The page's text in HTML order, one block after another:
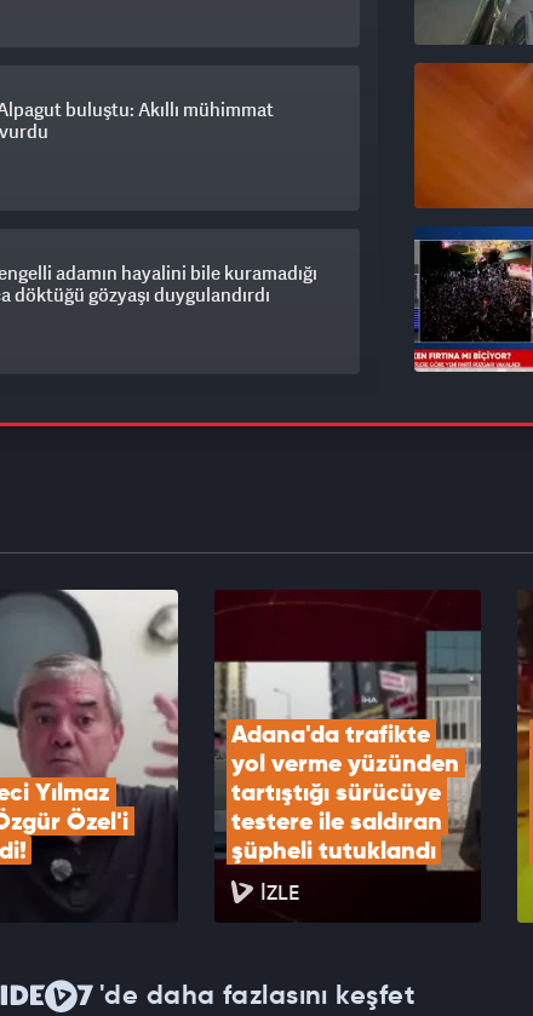
buluştu: Akıllı mühimmat
adamın hayalini bile kuramadığı
döktüğü gözyaşı duygulandırdı
Sözcüsü Keçeli'den Yunanistan'ın
Çerçevesi'ne ilişkin açıklama
Yılmaz
Özel'i
Adana'da trafikte
yol verme yüzünden
tartıştığı sürücüye
testere ile saldıran
şüpheli tutuklandı
İZLE
'de daha fazlasını keşfet